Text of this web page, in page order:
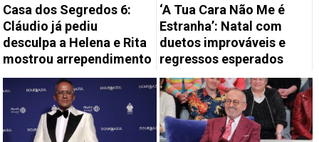
Casa dos Segredos 6:
Cláudio já pediu
desculpa a Helena e Rita
mostrou arrependimento
‘A Tua Cara Não Me é
Estranha’: Natal com
duetos improváveis e
regressos esperados